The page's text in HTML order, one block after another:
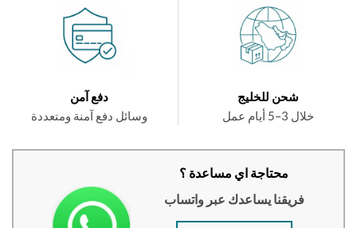
شحن للخليج
دفع آمن
وسائل دفع آمنة ومتعددة
محتاجة اي مساعدة ؟
فريقنا يساعدك عبر واتساب